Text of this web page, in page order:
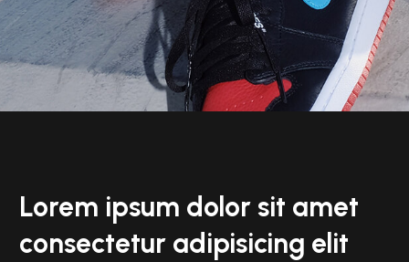
Lorem ipsum dolor sit amet
consectetur adipisicing elit